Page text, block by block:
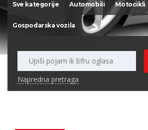
Sve kategorije Automobili Motocikli
Gospodarska vozila
Napredna pretraga